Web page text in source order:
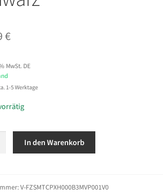
€
MwSt. DE
1-5 Werktage
In den Warenkorb
V-FZSMTCPXH000B3MVP001V0